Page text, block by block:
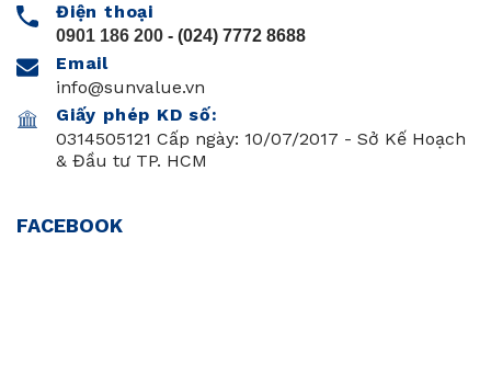
Điện thoại
0901 186 200 - (024) 7772 8688
Email
info@sunvalue.vn
Giấy phép KD số:
0314505121 Cấp ngày: 10/07/2017 - Sở Kế Hoạch
& Đầu tư TP. HCM
FACEBOOK